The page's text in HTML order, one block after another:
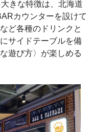
きな特徴は、北海道
カウンターを設けて
ど各種のドリンクと
サイドテーブルを備
遊び方〉が楽しめる